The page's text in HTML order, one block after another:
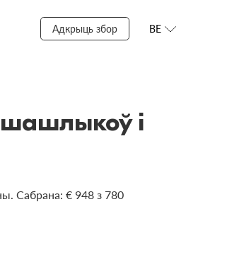
Адкрыць збор BE
і
Сабрана: € 948 з 780